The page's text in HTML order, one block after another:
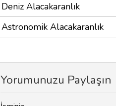
Deniz Alacakaranlık
Astronomik Alacakaranlık
Yorumunuzu Paylaşın